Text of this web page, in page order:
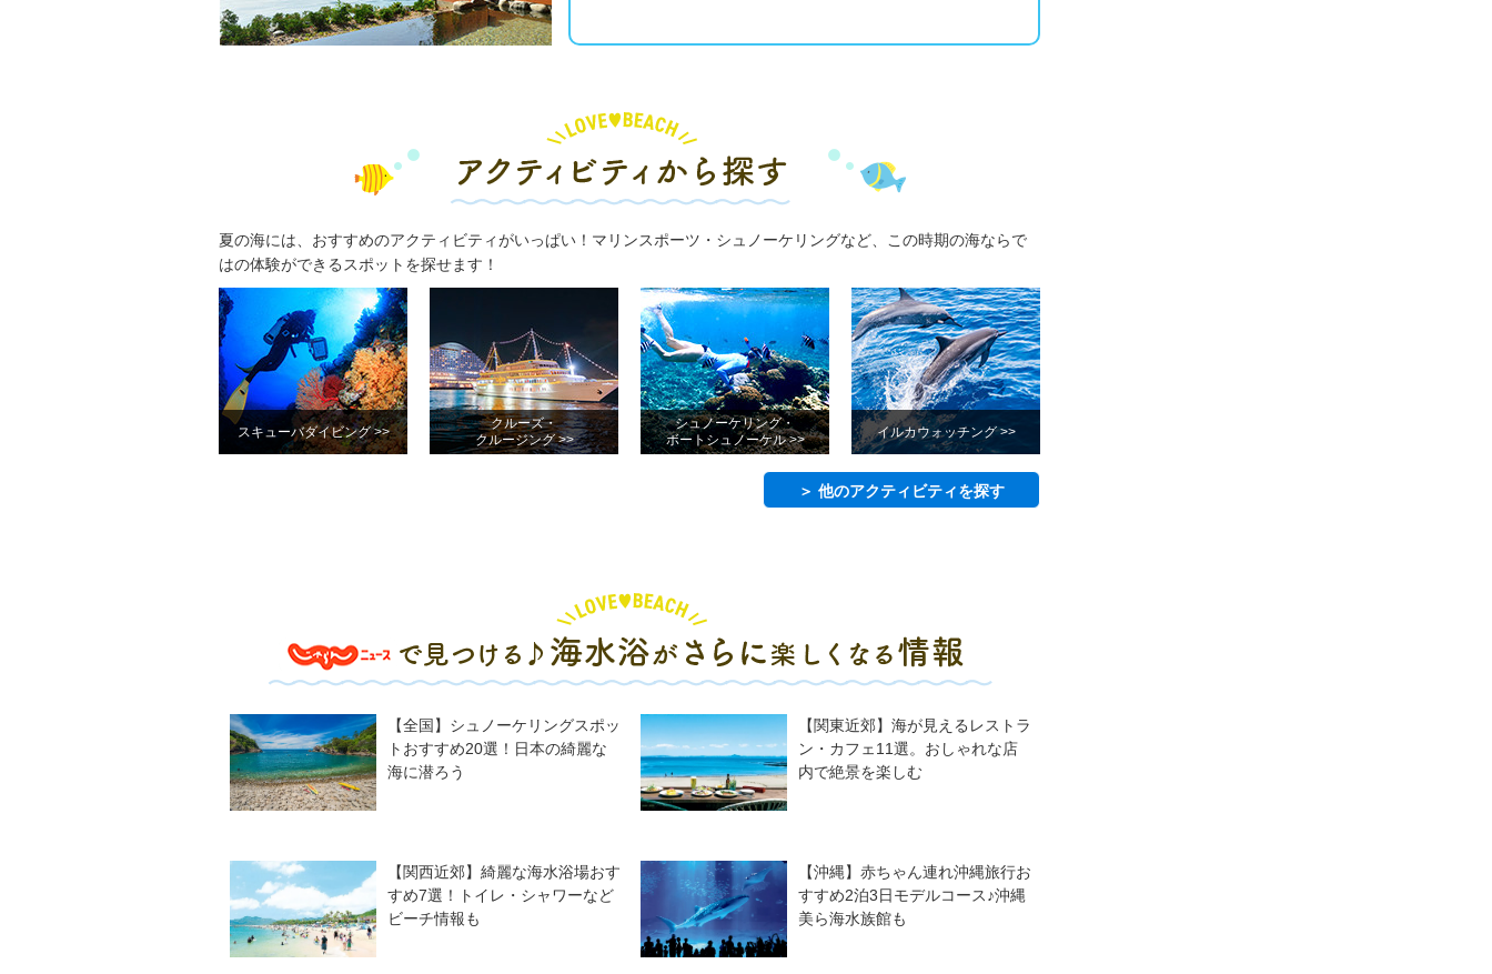
夏の海には、おすすめのアクティビティがいっぱい！マリンスポーツ・シュノーケリングなど、この時期の海ならで
はの体験ができるスポットを探せます！
スキューバダイビング >>
クルーズ・
クルージング >>
シュノーケリング・
ボートシュノーケル >>
イルカウォッチング >>
＞ 他のアクティビティを探す
【全国】シュノーケリングスポッ
トおすすめ20選！日本の綺麗な
海に潜ろう
【関東近郊】海が見えるレストラ
ン・カフェ11選。おしゃれな店
内で絶景を楽しむ
【関西近郊】綺麗な海水浴場おす
すめ7選！トイレ・シャワーなど
ビーチ情報も
【沖縄】赤ちゃん連れ沖縄旅行お
すすめ2泊3日モデルコース♪沖縄
美ら海水族館も